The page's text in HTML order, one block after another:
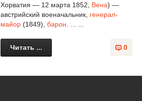
Хорватия — 12 марта 1852, Вена) —
австрийский военачальник, генерал-
майор (1849), барон
0
Читать ...